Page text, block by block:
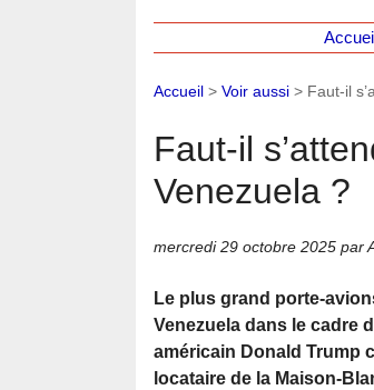
Accueil
Accueil > Voir aussi > Faut-il
Faut-il
Venezuela ?
mercredi 29 octobre 2025 par
Le plus grand porte-
Venezuela dans le cadre
américain Donald Trump
locataire de la Maison-